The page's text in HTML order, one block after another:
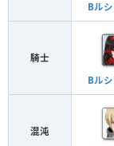
Bル
騎士
Bル
混沌